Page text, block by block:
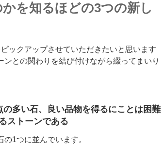
を知るほどの3つの新し
ックアップさせていただきたいと思います
ンとの関わりを結び付けながら綴ってまいり
の多い石、良い品物を得るにことは困難
ストーンである
1つに並んでいます。